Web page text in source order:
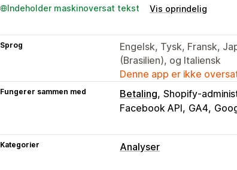
Indeholder maskinoversat tekst Vis oprindelig
Sprog
Engelsk, Tysk, Fransk,
(Brasilien), og Italiensk
Denne app er ikke
Fungerer sammen med Betaling Shopify-
Facebook API GA4
Kategorier Analyser